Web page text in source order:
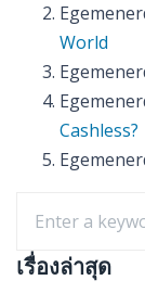
World
Cashless?
เรื่องล่าสุด